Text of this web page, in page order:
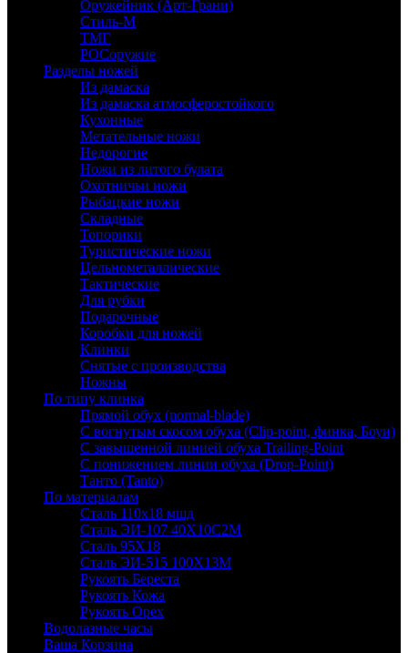
Оружейник (Арт-Грани)
Стиль-М
ТМГ
РОСоружие
Разделы ножей
Из дамаска
Из дамаска атмосферостойкого
Кухонные
Метательные ножи
Недорогие
Ножи из литого булата
Охотничьи ножи
Рыбацкие ножи
Складные
Топорики
Туристические ножи
Цельнометаллические
Тактические
Для рубки
Подарочные
Коробки для ножей
Клинки
Снятые с производства
Ножны
По типу клинка
Прямой обух (normal-blade)
С вогнутым скосом обуха (Clip-point, финка, Боуи)
С завышенной линией обуха Trailing-Point
С понижением линии обуха (Drop-Point)
Танто (Tanto)
По материалам
Сталь 110х18 мшд
Сталь ЭИ-107 40Х10С2М
Сталь 95Х18
Сталь ЭИ-515 100Х13М
Рукоять Береста
Рукоять Кожа
Рукоять Орех
Водолазные часы
Ваша Корзина